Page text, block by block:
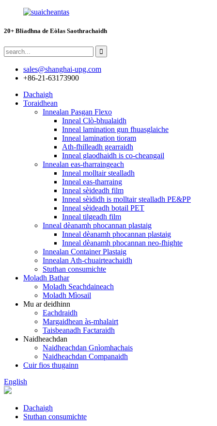
20+ Bliadhna de Eòlas Saothrachaidh
sales@shanghai-upg.com
+86-21-63173900
Dachaigh
Toraidhean
Innealan Pasgan Flexo
Inneal Clò-bhualaidh
Inneal lamination gun fhuasglaiche
Inneal lamination tioram
Ath-fhilleadh gearraidh
Inneal glaodhaidh is co-cheangail
Innealan eas-tharraingeach
Inneal molltair stealladh
Inneal eas-tharraing
Inneal sèideadh film
Inneal sèididh is molltair stealladh PE&PP
Inneal sèideadh botail PET
Inneal tilgeadh film
Inneal dèanamh phocannan plastaig
Inneal dèanamh phocannan plastaig
Inneal dèanamh phocannan neo-fhighte
Innealan Container Plastaig
Innealan Ath-chuairteachaidh
Stuthan consumichte
Moladh Bathar
Moladh Seachdaineach
Moladh Mìosail
Mu ar deidhinn
Eachdraidh
Margaidhean às-mhalairt
Taisbeanadh Factaraidh
Naidheachdan
Naidheachdan Gnìomhachais
Naidheachdan Companaidh
Cuir fios thugainn
English
Dachaigh
Stuthan consumichte